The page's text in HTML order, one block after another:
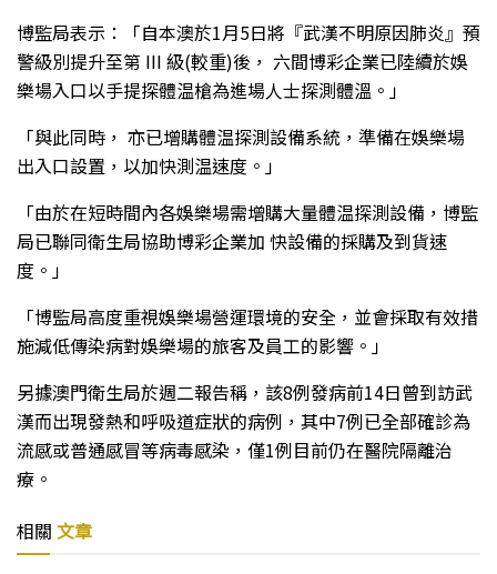
博監局表示：「自本澳於1月5日將『武漢不明原因肺炎』預
警級別提升至第 III 級(較重)後， 六間博彩企業已陸續於娛
樂場入口以手提探體温槍為進場人士探測體溫。」
「與此同時， 亦已增購體温探測設備系統，準備在娛樂場
出入口設置，以加快測温速度。」
「由於在短時間內各娛樂場需增購大量體温探測設備，博監
局已聯同衛生局協助博彩企業加 快設備的採購及到貨速
度。」
「博監局高度重視娛樂場營運環境的安全，並會採取有效措
施減低傳染病對娛樂場的旅客及員工的影響。」
另據澳門衛生局於週二報告稱，該8例發病前14日曾到訪武
漢而出現發熱和呼吸道症狀的病例，其中7例已全部確診為
流感或普通感冒等病毒感染，僅1例目前仍在醫院隔離治
療。
相關 文章